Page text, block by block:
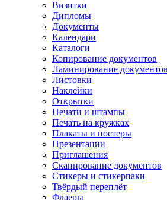
Визитки
Дипломы
Документы
Календари
Каталоги
Копирование документов
Ламинирование документов
Листовки
Наклейки
Открытки
Печати и штампы
Печать на кружках
Плакаты и постеры
Презентации
Приглашения
Сканирование документов
Стикеры и стикерпаки
Твёрдый переплёт
Флаеры